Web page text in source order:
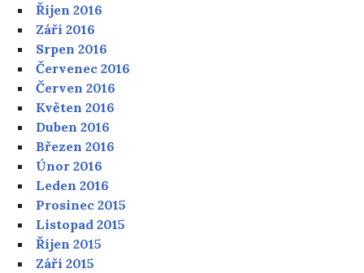
Říjen 2016
Září 2016
Srpen 2016
Červenec 2016
Červen 2016
Květen 2016
Duben 2016
Březen 2016
Únor 2016
Leden 2016
Prosinec 2015
Listopad 2015
Říjen 2015
Září 2015